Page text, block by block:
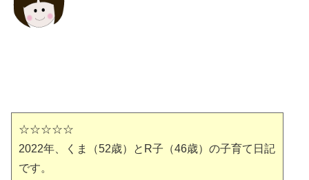
☆☆☆☆☆
2022年、くま（52歳）とR子（46歳）の子育て日記
です。